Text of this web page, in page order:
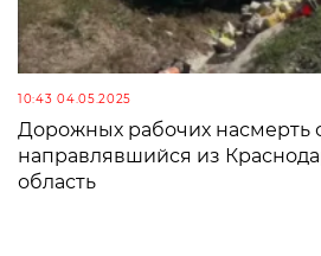
10:43 04.05.2025
Дорожных рабочих насмерть
направлявшийся из
область